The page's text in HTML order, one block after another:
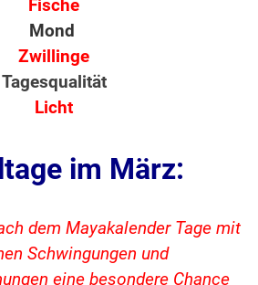
Fische
Mond
Zwillinge
Tagesqualität
Licht
im März:
dem Mayakalender Tage mit
Schwingungen und
eine besondere Chance